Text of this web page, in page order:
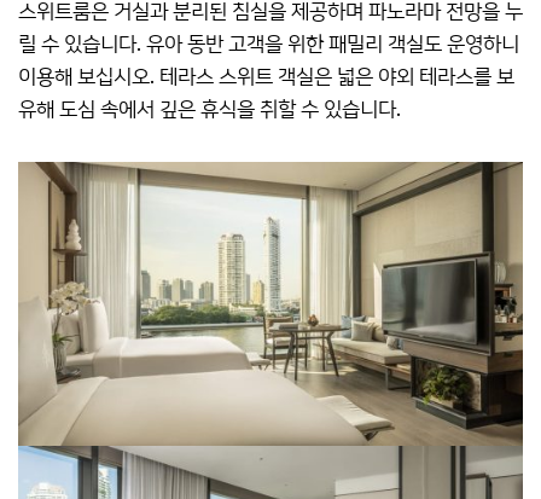
스위트룸은 거실과 분리된 침실을 제공하며 파노라마 전망을 누
릴 수 있습니다. 유아 동반 고객을 위한 패밀리 객실도 운영하니
이용해 보십시오. 테라스 스위트 객실은 넓은 야외 테라스를 보
유해 도심 속에서 깊은 휴식을 취할 수 있습니다.